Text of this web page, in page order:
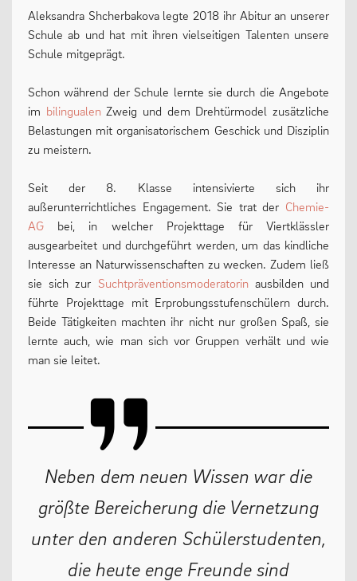
SERVICE
Anfahrt
Krankmeldung
Stundenpläne
Kontakt
Aleksandra Shcherbakova legte 2018 ihr Abitur an unserer
Schule ab und hat mit ihren vielseitigen Talenten unsere
Schule mitgeprägt.
Schon während der Schule lernte sie durch die Angebote
im bilingualenZweig und dem Drehtürmodel zusätzliche
Belastungen mit organisatorischem Geschick und Disziplin
zu meistern.
Seit der 8. Klasse intensivierte sich ihr
außerunterrichtliches Engagement. Sie trat der Chemie-
AG bei, in welcher Projekttage für Viertklässler
ausgearbeitet und durchgeführt werden, um das kindliche
Interesse an Naturwissenschaften zu wecken. Zudem ließ
sie sich zur Suchtpräventionsmoderatorin ausbilden und
führte Projekttage mit Erprobungsstufenschülern durch.
Beide Tätigkeiten machten ihr nicht nur großen Spaß, sie
lernte auch, wie man sich vor Gruppen verhält und wie
man sie leitet.
Neben dem neuen Wissen war die
größte Bereicherung die Vernetzung
unter den anderen Schülerstudenten,
die heute enge Freunde sind